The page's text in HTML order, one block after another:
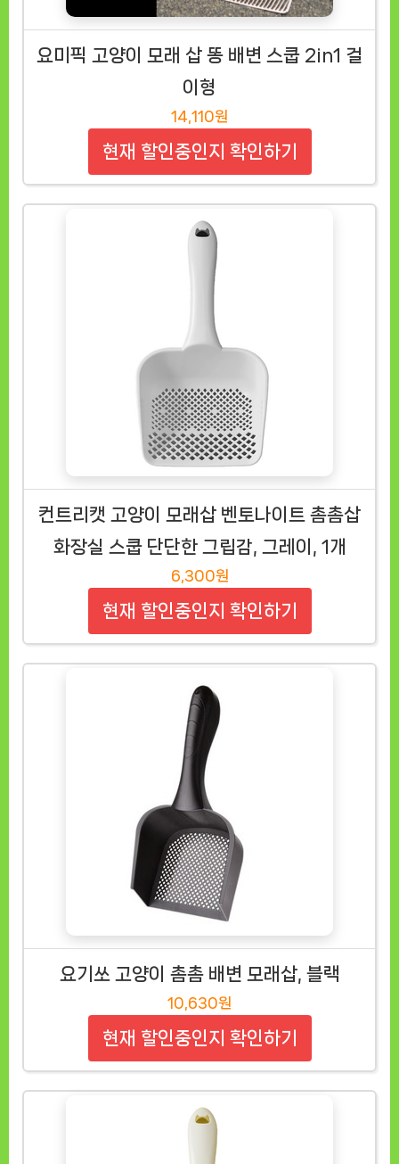
요미픽 고양이 모래 삽 똥 배변 스쿱 2in1 걸
이형
14,110원
현재 할인중인지 확인하기
컨트리캣 고양이 모래삽 벤토나이트 촘촘삽
화장실 스쿱 단단한 그립감, 그레이, 1개
6,300원
현재 할인중인지 확인하기
요기쏘 고양이 촘촘 배변 모래삽, 블랙
10,630원
현재 할인중인지 확인하기